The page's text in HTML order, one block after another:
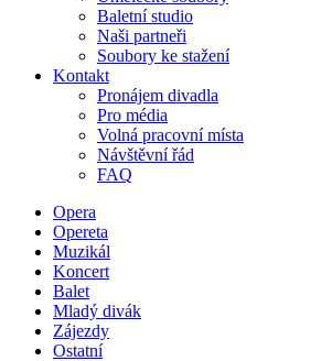
Baletní studio
Naši partneři
Soubory ke stažení
Kontakt
Pronájem divadla
Pro média
Volná pracovní místa
Návštěvní řád
FAQ
Opera
Opereta
Muzikál
Koncert
Balet
Mladý divák
Zájezdy
Ostatní